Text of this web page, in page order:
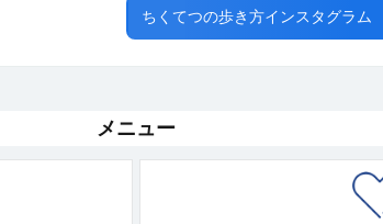
ちくてつの歩き方インスタグラム
メニュー